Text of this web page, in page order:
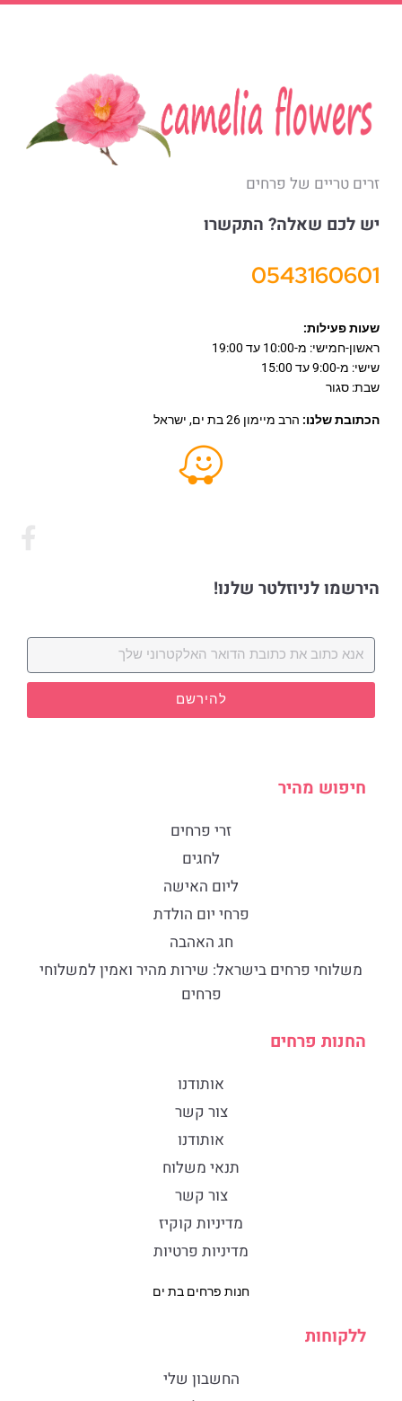
זרים טריים של פרחים
יש לכם שאלה? התקשרו
0543160601
שעות פעילות:
ראשון-חמישי: מ-10:00 עד 19:00
שישי: מ-9:00 עד 15:00
שבת: סגור
הכתובת שלנו: הרב מיימון 26 בת ים, ישראל
הירשמו לניוזלטר שלנו!
להירשם
חיפוש מהיר
זרי פרחים
לחגים
ליום האישה
פרחי יום הולדת
חג האהבה
​משלוחי פרחים בישראל: שירות מהיר ואמין למשלוחי
פרחים
החנות פרחים
אותודנו
צור קשר
אותודנו
תנאי משלוח
צור קשר
מדיניות קוקיז
מדיניות פרטיות
חנות פרחים בת ים
ללקוחות
החשבון שלי